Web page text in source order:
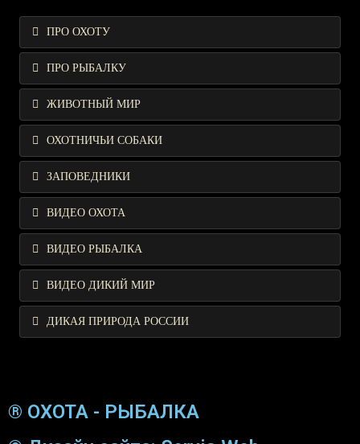
ПРО ОХОТУ
ПРО РЫБАЛКУ
ЖИВОТНЫЙ МИР
ОХОТНИЧЬИ СОБАКИ
ЗАПОВЕДНИКИ
ВИДЕО ОХОТА
ВИДЕО РЫБАЛКА
ВИДЕО ДИКИЙ МИР
ДИКАЯ ПРИРОДА РОССИИ
® ОХОТА - РЫБАЛКА